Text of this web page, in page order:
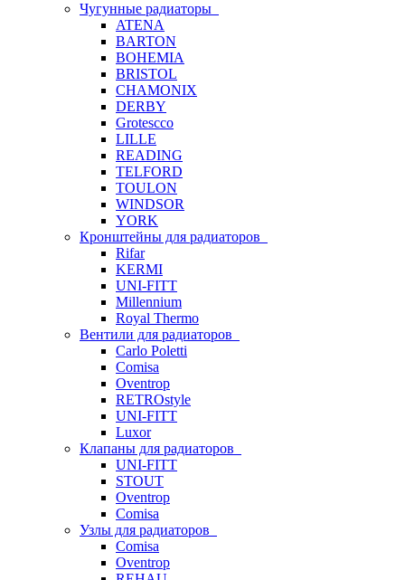
Чугунные радиаторы
ATENA
BARTON
BOHEMIA
BRISTOL
CHAMONIX
DERBY
Grotescco
LILLE
READING
TELFORD
TOULON
WINDSOR
YORK
Кронштейны для радиаторов
Rifar
KERMI
UNI-FITT
Millennium
Royal Thermo
Вентили для радиаторов
Carlo Poletti
Comisa
Oventrop
RETROstyle
UNI-FITT
Luxor
Клапаны для радиаторов
UNI-FITT
STOUT
Oventrop
Comisa
Узлы для радиаторов
Comisa
Oventrop